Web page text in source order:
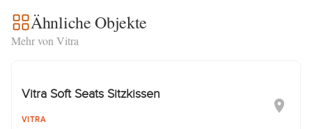
Ähnliche Objekte
Mehr von Vitra
Vitra Soft Seats Sitzkissen
VITRA